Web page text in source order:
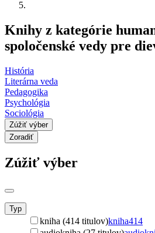
Knihy z kategórie
spoločenské vedy pre
História
Literárna veda
Pedagogika
Psychológia
Sociológia
Zúžiť výber
Zoradiť
Zúžiť výber
Typ
kniha (414 titulov)kniha414